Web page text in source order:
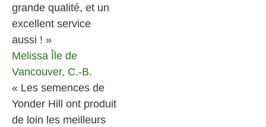
grande qualité, et un
excellent service
aussi ! »
Melissa Île de
Vancouver, C.-B.
« Les semences de
Yonder Hill ont produit
de loin les meilleurs